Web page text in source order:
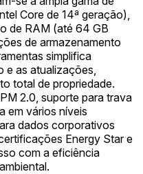
Core de 14ª geração),
de RAM (até 64 GB
de armazenamento
simplifica
e as atualizações,
total de propriedade.
2.0, suporte para trava
em vários níveis
dados corporativos
Energy Star e
com a eficiência